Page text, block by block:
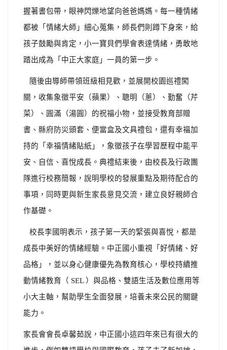
握著書包帶，眼神閃爍地望向爸爸媽媽。每一種情緒
都被「情緒大師」細心蒐集，師長們則蹲下身來，給
孩子鼓勵與肯定，小一寶貝們學會表達情緒，勇敢地
踏出成為「中正大家庭」一員的第一步。
隨後由導師帶領班級相見歡，並展開校園巡禮闖
關，收集象徵平安（蘋果）、聰明（蔥）、勤奮（芹
菜）、圓滿（湯圓）的祝福小物，並接受教育部贈
書、縣府防災頭套、便當盒及文具禮包，還有幸福加
持的「幸福情緒貼紙」，象徵孩子在學習歷程中能平
安、自信、喜悅成長。典禮結束後，由校長及行政團
隊進行校務簡報，說明學校的發展重點及期待配合的
事項，同時更與新生家長意見交流，建立良好親師合
作基礎。
校長李國明表示，孩子第一天的緊張與喜悅，都是
成長中美好的情緒經驗。中正國小重視「好情緒、好
品格」，並以身心健康優先為教育核心，學校持續推
動情緒教育（ SEL ）與品格、雙語生活及數位應用等
小大主軸，幫助學生全面發展，培養未來公民的關鍵
能力。
家長會會長卓馨茹說，中正國小這四年來已有很大的